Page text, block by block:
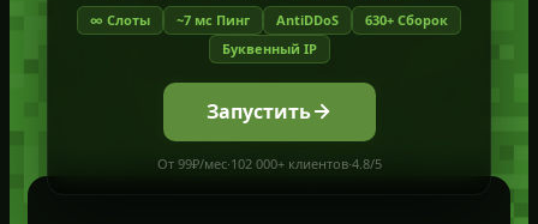
∞ Слоты ~7 мс Пинг AntiDDoS
630+ Сборок
Буквенный IP
Запустить
От 99₽/мес·102 000+ клиентов·4.8/5